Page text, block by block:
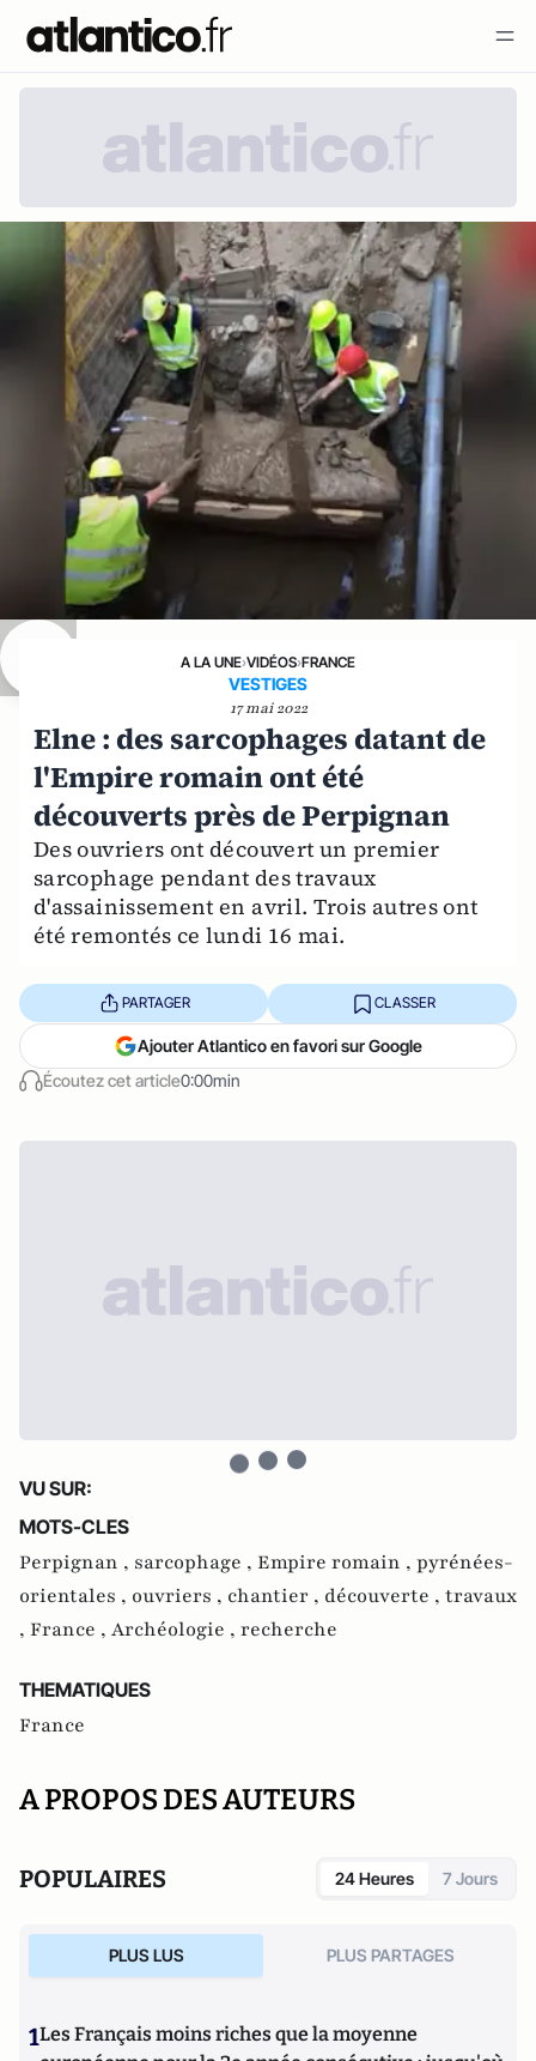
A LA UNE›VIDÉOS›FRANCE
VESTIGES
17 mai 2022
Elne : des sarcophages datant de
l'Empire romain ont été
découverts près de Perpignan
Des ouvriers ont découvert un premier
sarcophage pendant des travaux
d'assainissement en avril. Trois autres ont
été remontés ce lundi 16 mai.
Écoutez cet article0:00min
PARTAGER CLASSER
Ajouter Atlantico en favori sur Google
VU SUR:
MOTS-CLES
Perpignan , sarcophage , Empire romain , pyrénées-
orientales , ouvriers , chantier , découverte , travaux
, France , Archéologie , recherche
THEMATIQUES
France
A PROPOS DES AUTEURS
POPULAIRES 24 Heures 7 Jours
PLUS LUS PLUS PARTAGES
1Les Français moins riches que la moyenne